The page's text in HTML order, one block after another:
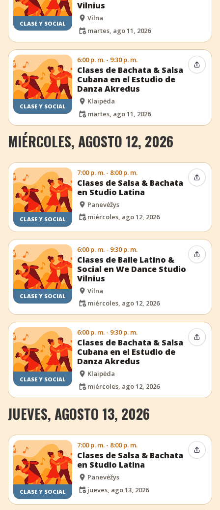
CLASE Y SOCIAL
Vilnius
Vilna
martes, ago 11, 2026
CLASE Y SOCIAL
6:00 p. m. - 9:30 p. m.
Clases de Bachata & Salsa
Cubana en el Estudio de
Danza Akredus
Klaipėda
martes, ago 11, 2026
MIÉRCOLES, AGOSTO 12, 2026
CLASE Y SOCIAL
7:00 p. m. - 8:00 p. m.
Clases de Salsa & Bachata
en Studio Latina
Panevėžys
miércoles, ago 12, 2026
CLASE Y SOCIAL
6:00 p. m. - 9:30 p. m.
Clases de Baile Latino &
Social en We Dance Studio
Vilnius
Vilna
miércoles, ago 12, 2026
CLASE Y SOCIAL
6:00 p. m. - 9:30 p. m.
Clases de Bachata & Salsa
Cubana en el Estudio de
Danza Akredus
Klaipėda
miércoles, ago 12, 2026
JUEVES, AGOSTO 13, 2026
CLASE Y SOCIAL
7:00 p. m. - 8:00 p. m.
Clases de Salsa & Bachata
en Studio Latina
Panevėžys
jueves, ago 13, 2026